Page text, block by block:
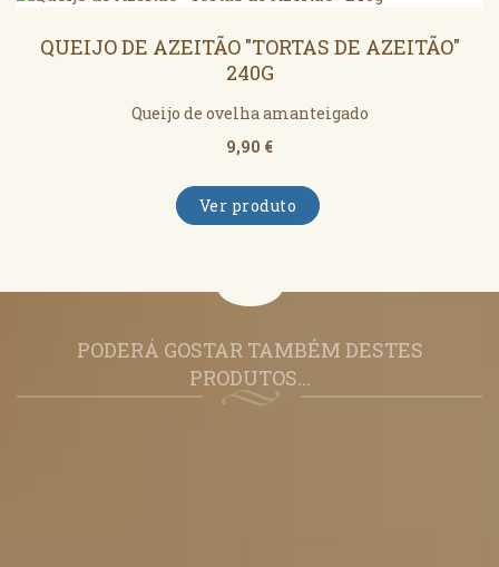
QUEIJO DE AZEITÃO "TORTAS DE AZEITÃO"
240G
Queijo de ovelha amanteigado
9,90 €
Ver produto
PODERÁ GOSTAR TAMBÉM DESTES
PRODUTOS...